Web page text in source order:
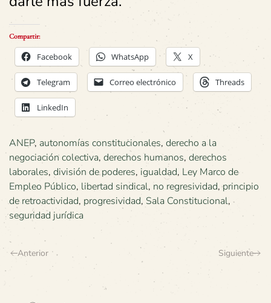
Compartir:
Facebook WhatsApp X
Telegram Correo electrónico Threads
LinkedIn
ANEP, autonomías constitucionales, derecho a la
negociación colectiva, derechos humanos, derechos
laborales, división de poderes, igualdad, Ley Marco de
Empleo Público, libertad sindical, no regresividad,principio
de retroactividad, progresividad, Sala Constitucional,
seguridad jurídica
Anterior Siguiente